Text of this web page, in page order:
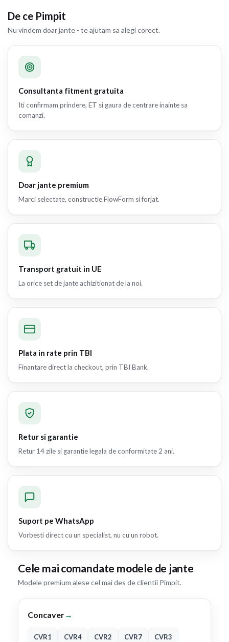
De ce Pimpit
Nu vindem doar jante - te ajutam sa alegi corect.
Consultanta fitment gratuita
Iti confirmam prindere, ET si gaura de centrare inainte sa
comanzi.
Doar jante premium
Marci selectate, constructie FlowForm si forjat.
Transport gratuit in UE
La orice set de jante achizitionat de la noi.
Plata in rate prin TBI
Finantare direct la checkout, prin TBI Bank.
Retur si garantie
Retur 14 zile si garantie legala de conformitate 2 ani.
Suport pe WhatsApp
Vorbesti direct cu un specialist, nu cu un robot.
Cele mai comandate modele de jante
Modele premium alese cel mai des de clientii Pimpit.
Concaver→
CVR1 CVR4 CVR2 CVR7 CVR3